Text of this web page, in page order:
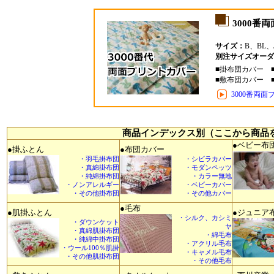
3000番両
サイズ： B、BL
別注サイズオー
■掛布団カバー
■敷布団カバー
3000番両面
商品インデックス別（ここから商品
●掛ふとん
・羽毛掛布団
・真綿掛布団
・純綿掛布団
・ノンアレルギー
・その他掛布団
●布団カバー
・シビラカバー
・モダンペッツ
・カラー無地
・ベビーカバー
・その他カバー
●ベビー布
●肌掛ふとん
・ダウンケット
・真綿肌掛布団
・純綿中掛布団
・ウール100％肌掛
・その他肌掛布団
●毛布
・シルク、カシミ
ヤ
・綿毛布
・アクリル毛布
・キャメル毛布
・その他毛布
●ジュニア